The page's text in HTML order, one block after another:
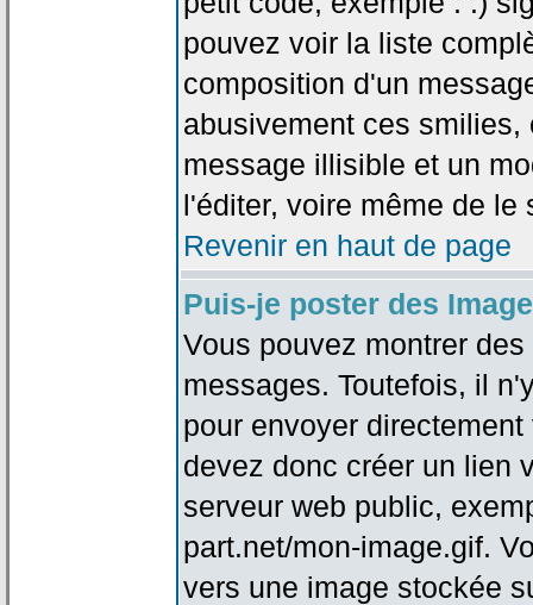
pouvez voir la liste
composition d'un
abusivement ces
message illisible et un
l'éditer, voire même de le
Revenir en haut de page
Puis-je poster des
Vous pouvez montrer
messages. Toutefois, il
pour envoyer
devez donc créer un lien
serveur web public,
part.net/mon-image.gif.
vers une image stockée